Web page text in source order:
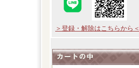
＞登録・解除はこちらから＜